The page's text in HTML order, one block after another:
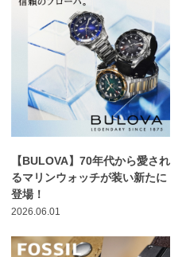
【BULOVA】70年代から愛され
るマリンウォッチが装い新たに
登場！
2026.06.01